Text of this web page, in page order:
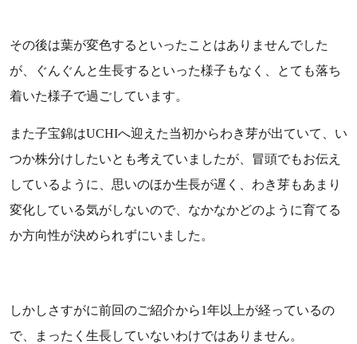
その後は葉が変色するといったことはありませんでした
が、ぐんぐんと生長するといった様子もなく、とても落ち
着いた様子で過ごしています。
また子宝錦はUCHIへ迎えた当初からわき芽が出ていて、い
つか株分けしたいとも考えていましたが、冒頭でもお伝え
しているように、思いのほか生長が遅く、わき芽もあまり
変化している気がしないので、なかなかどのように育てる
か方向性が決められずにいました。
しかしさすがに前回のご紹介から1年以上が経っているの
で、まったく生長していないわけではありません。